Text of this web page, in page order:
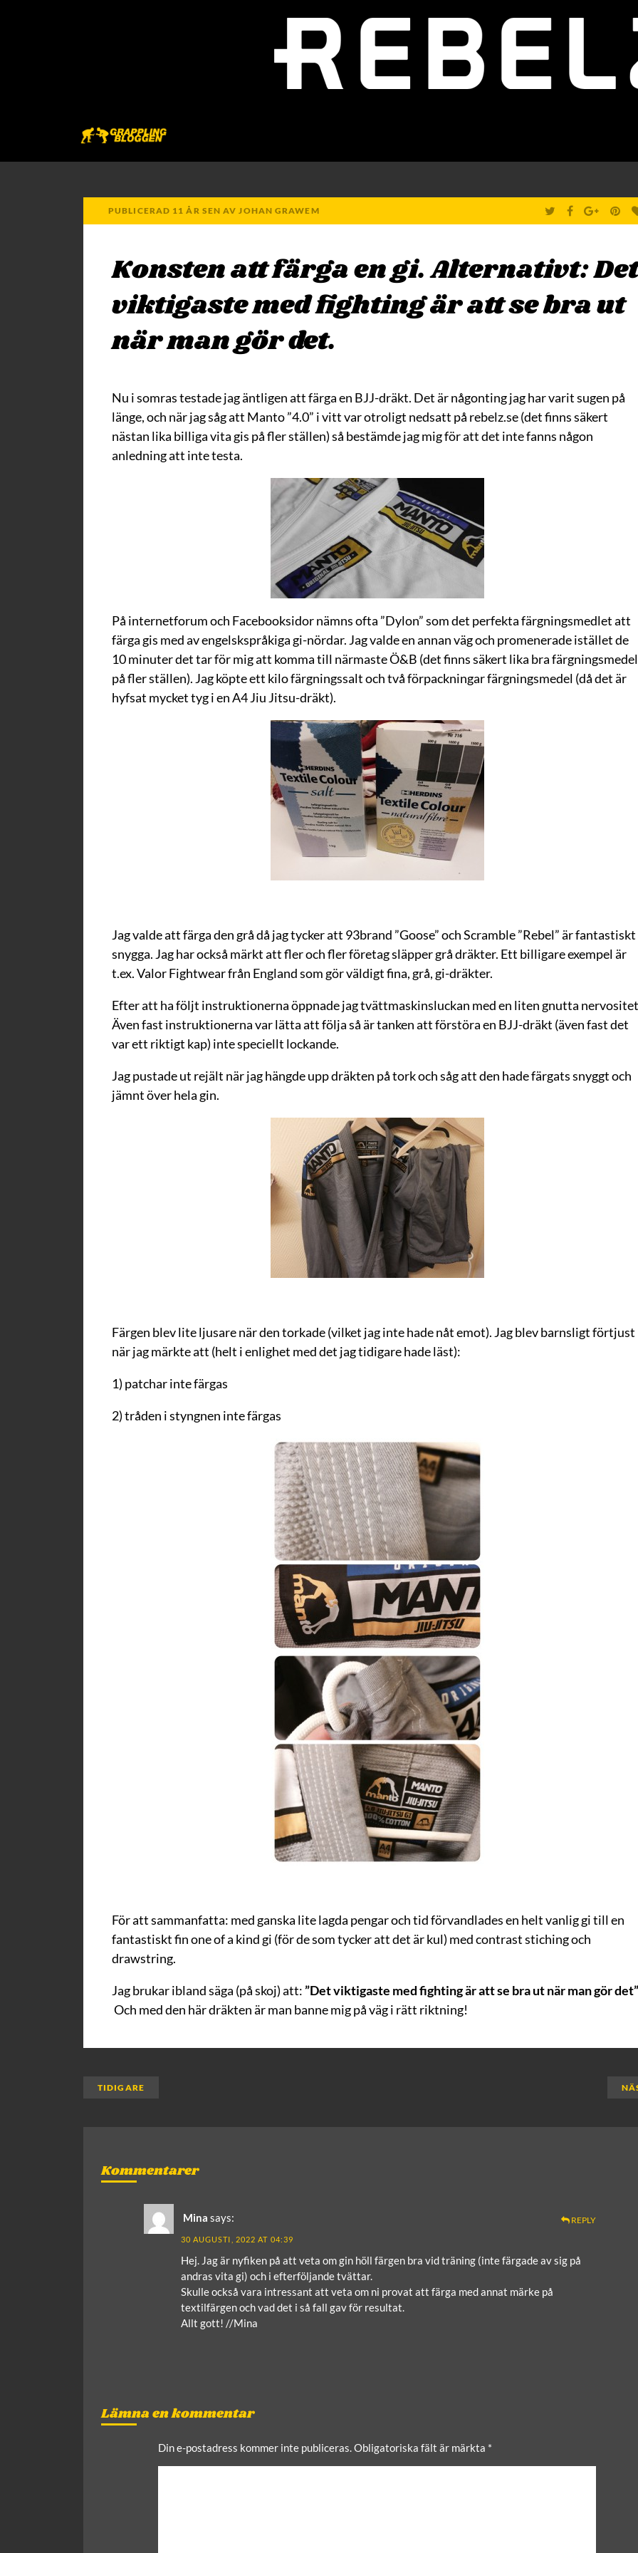
PUBLICERAD 11 ÅR SEN AVJOHAN GRAWEM
T
W
I
R
F
A
C
K
G
O
O
P
I
N
E
S
T
Konsten att färga en gi. Alternativt: Det
viktigaste med fighting är att se bra ut
när man gör det.
Nu i somras testade jag äntligen att färga en BJJ-dräkt. Det är någonting jag har varit sugen på
länge, och när jag såg att Manto ”4.0” i vitt var otroligt nedsatt på rebelz.se (det finns säkert
nästan lika billiga vita gis på fler ställen) så bestämde jag mig för att det inte fanns någon
anledning att inte testa.
På internetforum och Facebooksidor nämns ofta ”Dylon” som det perfekta färgningsmedlet att
färga gis med av engelskspråkiga gi-nördar. Jag valde en annan väg och promenerade istället de
10 minuter det tar för mig att komma till närmaste Ö&B (det finns säkert lika bra färgningsmedel
på fler ställen). Jag köpte ett kilo färgningssalt och två förpackningar färgningsmedel (då det är
hyfsat mycket tyg i en A4 Jiu Jitsu-dräkt).
Jag valde att färga den grå då jag tycker att 93brand ”Goose” och Scramble ”Rebel” är fantastiskt
snygga. Jag har också märkt att fler och fler företag släpper grå dräkter. Ett billigare exempel är
t.ex. Valor Fightwear från England som gör väldigt fina, grå, gi-dräkter.
Efter att ha följt instruktionerna öppnade jag tvättmaskinsluckan med en liten gnutta
Även fast instruktionerna var lätta att följa så är tanken att förstöra en BJJ-dräkt (även fast det
var ett riktigt kap) inte speciellt lockande.
Jag pustade ut rejält när jag hängde upp dräkten på tork och såg att den hade färgats snyggt och
jämnt över hela gin.
Färgen blev lite ljusare när den torkade (vilket jag inte hade nåt emot). Jag blev barnsligt förtjust
när jag märkte att (helt i enlighet med det jag tidigare hade läst):
1) patchar inte färgas
2) tråden i styngnen inte färgas
För att sammanfatta: med ganska lite lagda pengar och tid förvandlades en helt vanlig gi till en
fantastiskt fin one of a kind gi (för de som tycker att det är kul) med contrast stiching och
drawstring.
Jag brukar ibland säga (på skoj) att:”Det viktigaste med fighting är att se bra ut när man gör det”
Och med den här dräkten är man banne mig på väg i rätt riktning!
TIDIGARE
Kommentarer
Mina says:
30 AUGUSTI, 2022 AT 04:39
Hej. Jag är nyfiken på att veta om gin höll färgen bra vid träning (inte färgade av sig på
andras vita gi) och i efterföljande tvättar.
Skulle också vara intressant att veta om ni provat att färga med annat märke på
textilfärgen och vad det i så fall gav för resultat.
Allt gott! //Mina
REPLY
Lämna en kommentar
Din e-postadress kommer inte publiceras.Obligatoriska fält är märkta *